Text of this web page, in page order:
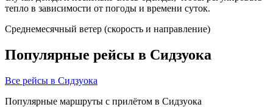
тепло в зависимости от погоды и времени суток.
Среднемесячный ветер (скорость и направление)
Популярные рейсы в Сидзуока
Все рейсы в Сидзуока
Популярные маршруты с прилётом в Сидзуока